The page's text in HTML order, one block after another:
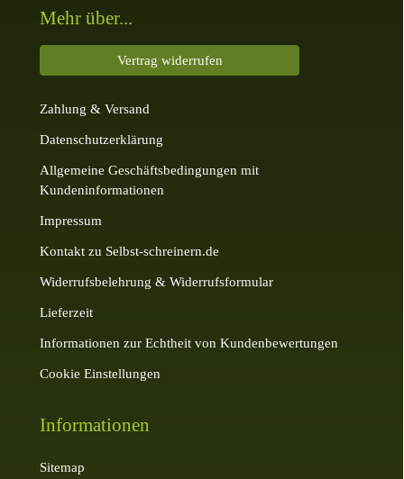
Mehr über...
Vertrag widerrufen
Zahlung & Versand
Datenschutzerklärung
Allgemeine Geschäftsbedingungen mit
Kundeninformationen
Impressum
Kontakt zu Selbst-schreinern.de
Widerrufsbelehrung & Widerrufsformular
Lieferzeit
Informationen zur Echtheit von Kundenbewertungen
Cookie Einstellungen
Informationen
Sitemap